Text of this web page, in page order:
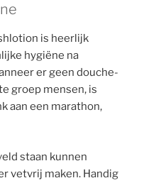
is heerlijk
hygiëne na
er geen douche-
groep mensen, is
aan een marathon,
staan kunnen
vetvrij maken. Handig